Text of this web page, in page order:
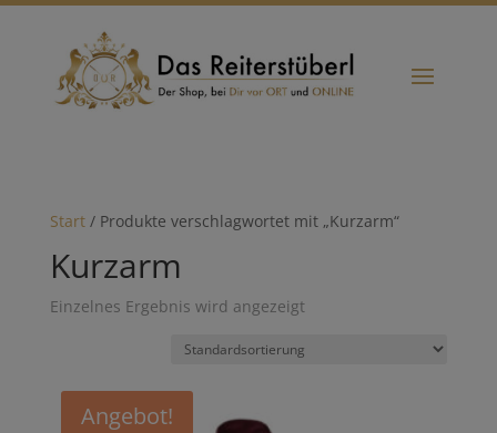
Start/ Produkte verschlagwortet mit „Kurzarm“
Kurzarm
Einzelnes Ergebnis wird angezeigt
Angebot!